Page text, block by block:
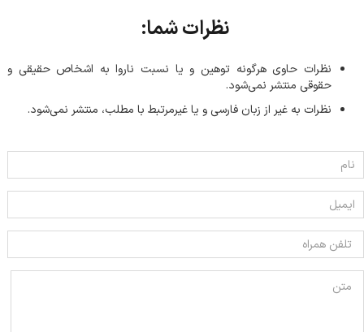
نظرات شما:
نظرات حاوی هرگونه توهین و یا نسبت ناروا به اشخاص حقیقی و
حقوقی منتشر نمی‌شود.
نظرات به غیر از زبان فارسی و یا غیر‌مرتبط با مطلب، منتشر نمی‌شود.